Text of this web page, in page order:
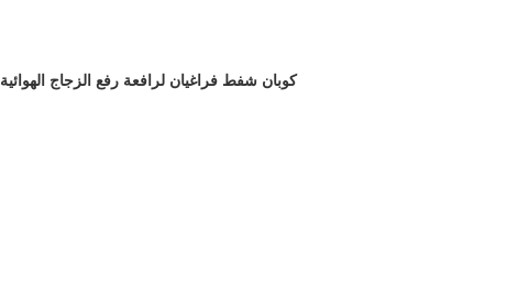
كوبان شفط فراغيان لرافعة رفع الزجاج الهوائية